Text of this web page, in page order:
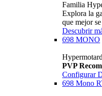
Familia
Explora la
que mejor
Descubrir
698 MONO
PVP
Configurar
698 Mono